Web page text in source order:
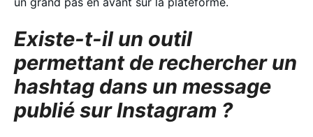
Existe-t-il un outil
permettant de rechercher un
hashtag dans un message
publié sur Instagram ?